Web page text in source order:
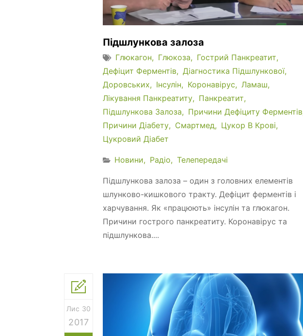
Підшлункова залоза
Глюкагон Глюкоза
Гострий Панкреатит
Дефіцит Ферментів
Діагностика Підшлункової
Доровських
Інсулін Коронавірус
Ламаш
Лікування Панкреатиту
Панкреатит
Підшлункова Залоза
Причини Дефіциту Ферментів
Причини Діабету
Смартмед
Цукор В Крові
Цукровий Діабет
Новини Радіо Телепередачі
Підшлункова залоза – один з головних елементів
шлунково-кишкового тракту. Дефіцит ферментів і
харчування. Як «працюють» інсулін та глюкагон.
Причини гострого панкреатиту. Коронавірус та
підшлункова....
Лис 30
2017